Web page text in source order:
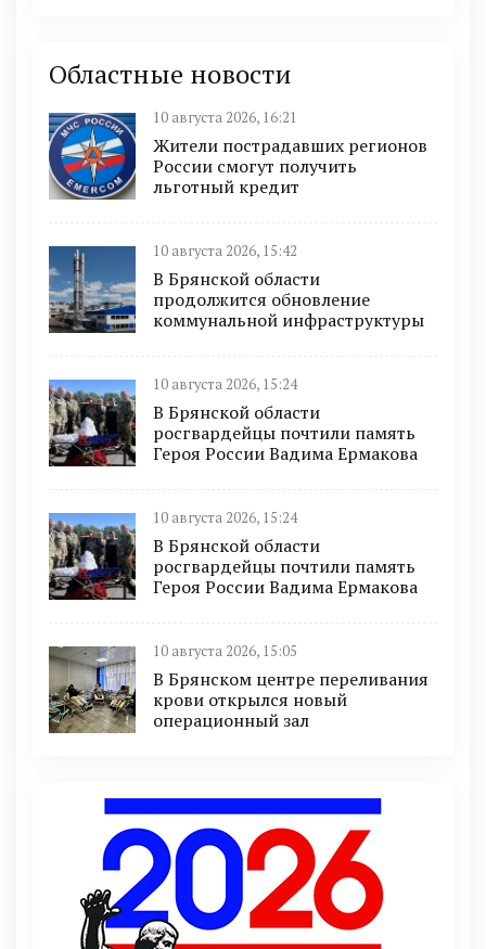
Областные новости
10 августа 2026, 16:21
Жители пострадавших регионов
России смогут получить
льготный кредит
10 августа 2026, 15:42
В Брянской области
продолжится обновление
коммунальной инфраструктуры
10 августа 2026, 15:24
В Брянской области
росгвардейцы почтили память
Героя России Вадима Ермакова
10 августа 2026, 15:24
В Брянской области
росгвардейцы почтили память
Героя России Вадима Ермакова
10 августа 2026, 15:05
В Брянском центре переливания
крови открылся новый
операционный зал